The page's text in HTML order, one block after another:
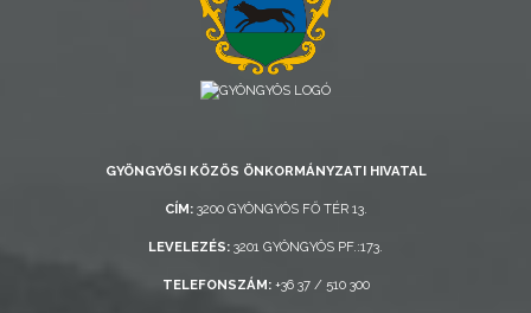
ÖNKORMÁNYZATI
INTÉZMÉNYEK
NYOMTATVÁNYOK
GYÖNGYÖSI KÖZÖS ÖNKORMÁNYZATI HIVATAL
CÍM:3200 GYÖNGYÖS FŐ TÉR 13.
LEVELEZÉS: 3201 GYÖNGYÖS PF.:173.
TELEFONSZÁM:+36 37 / 510 300